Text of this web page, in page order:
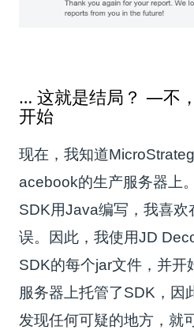
… 这就是结局？ —不
开始
现在，我知道
acebook的生产服务器上
SDK用Java编写，我喜
误。因此，我使用JD
SDK的每个jar文件，并开
服务器上托管了SDK，因
发现任何可疑的地方，就